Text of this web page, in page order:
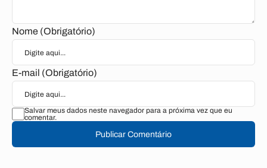
Nome (Obrigatório)
E-mail (Obrigatório)
Salvar meus dados neste navegador para a próxima vez que eu
comentar.
Publicar Comentário